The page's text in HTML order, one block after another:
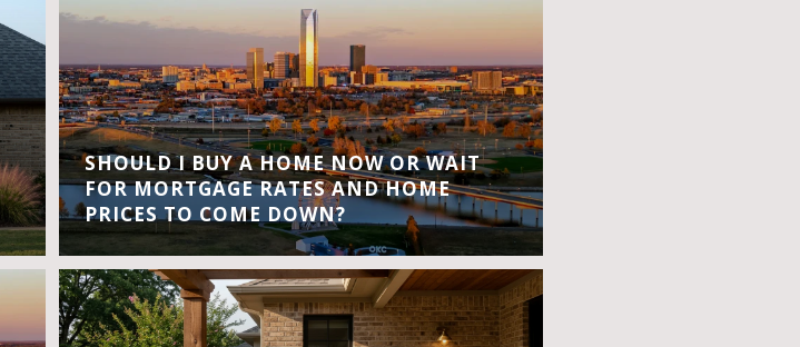
SHOULD I BUY A HOME NOW OR WAIT
FOR MORTGAGE RATES AND HOME
PRICES TO COME DOWN?